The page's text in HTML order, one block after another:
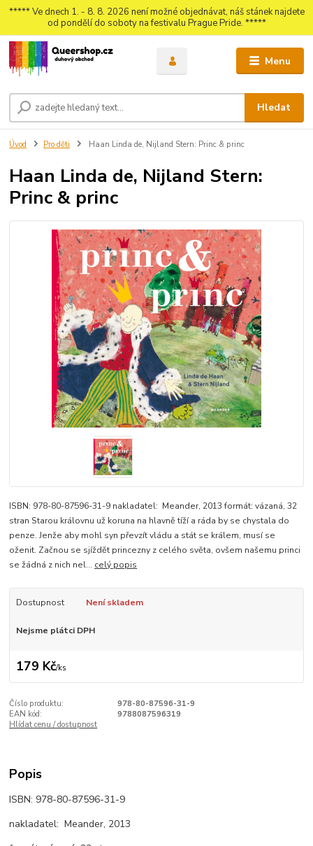
***** Ve dnech 1. - 8. 8. 2026 není možné objednávat, náš stánek najdete
od pondělí do soboty na festivalu Prague Pride. *****
Menu
Hledat
Úvod Pro děti Haan Linda de, Nijland Stern: Princ & princ
Haan Linda de, Nijland Stern:
Princ & princ
ISBN: 978-80-87596-31-9 nakladatel: Meander, 2013 formát: vázaná, 32
stran Starou královnu už koruna na hlavně tíží a ráda by se chystala do
penze. Jenže aby mohl syn převzít vládu a stát se králem, musí se
oženit. Začnou se sjíždět princezny z celého světa, ovšem našemu princi
se žádná z nich nel... celý popis
Dostupnost Není skladem
Nejsme plátci DPH
179 Kč/ks
Číslo produktu:
978-80-87596-31-9
EAN kód:
9788087596319
Hlídat cenu / dostupnost
Popis
ISBN: 978-80-87596-31-9
nakladatel: Meander, 2013